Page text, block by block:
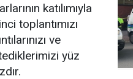
katılımıyla
toplantımızı
ve
yüz